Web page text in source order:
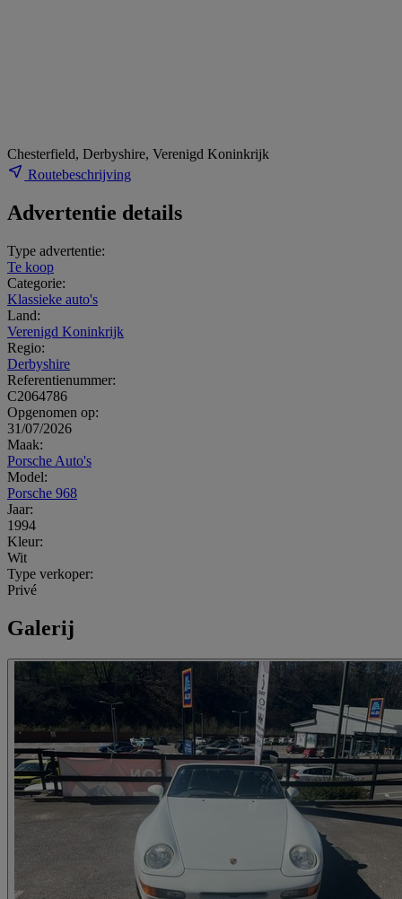
Chesterfield, Derbyshire, Verenigd Koninkrijk
Routebeschrijving
Advertentie details
Type advertentie:
Te koop
Categorie:
Klassieke auto's
Land:
Verenigd Koninkrijk
Regio:
Derbyshire
Referentienummer:
C2064786
Opgenomen op:
31/07/2026
Maak:
Porsche Auto's
Model:
Porsche 968
Jaar:
1994
Kleur:
Wit
Type verkoper:
Privé
Galerij